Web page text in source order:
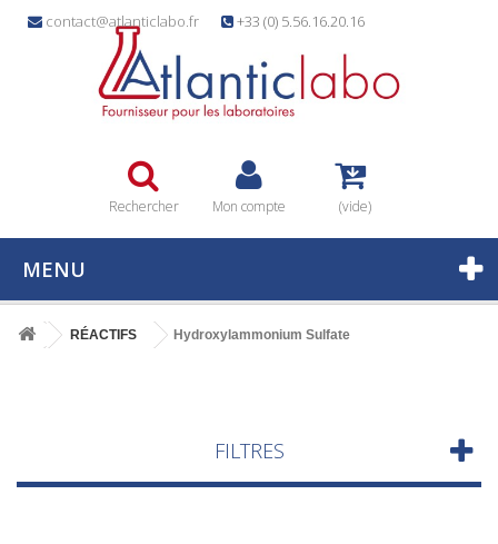
contact@atlanticlabo.fr +33 (0) 5.56.16.20.16
Rechercher Mon compte (vide)
MENU
RÉACTIFS Hydroxylammonium Sulfate
FILTRES